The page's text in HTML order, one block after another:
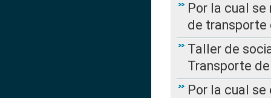
Por la cual
de transporte
Taller de
Transporte
Por la cual